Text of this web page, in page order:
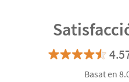
Basat en